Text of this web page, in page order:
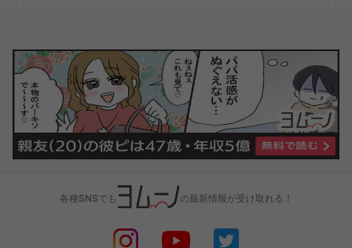
各種SNSでも の最新情報が受け取れる！